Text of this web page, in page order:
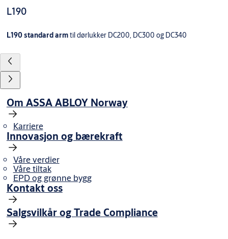
L190
L190 standard armtil dørlukker DC200, DC300 og DC340
Om ASSA ABLOY Norway
Karriere
Innovasjon og bærekraft
Våre verdier
Våre tiltak
EPD og grønne bygg
Kontakt oss
Salgsvilkår og Trade Compliance